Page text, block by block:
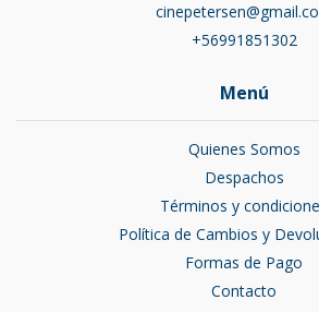
+56991851302
Menú
Quienes Somos
Despachos
Términos y
Política de Cambios y
Formas de Pago
Contacto